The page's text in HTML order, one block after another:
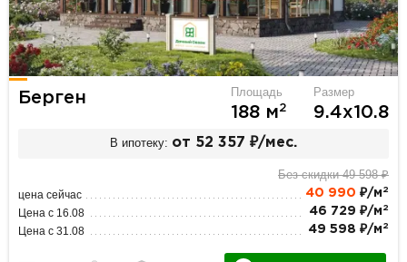
Берген Площадь
188 м2
Размер
9.4х10.8
В ипотеку: от 52 357 ₽/мес.
Без скидки 49 598 ₽
цена сейчас 40 990 ₽/м 2
Цена с 16.08 46 729 ₽/м 2
Цена с 31.08 49 598 ₽/м 2